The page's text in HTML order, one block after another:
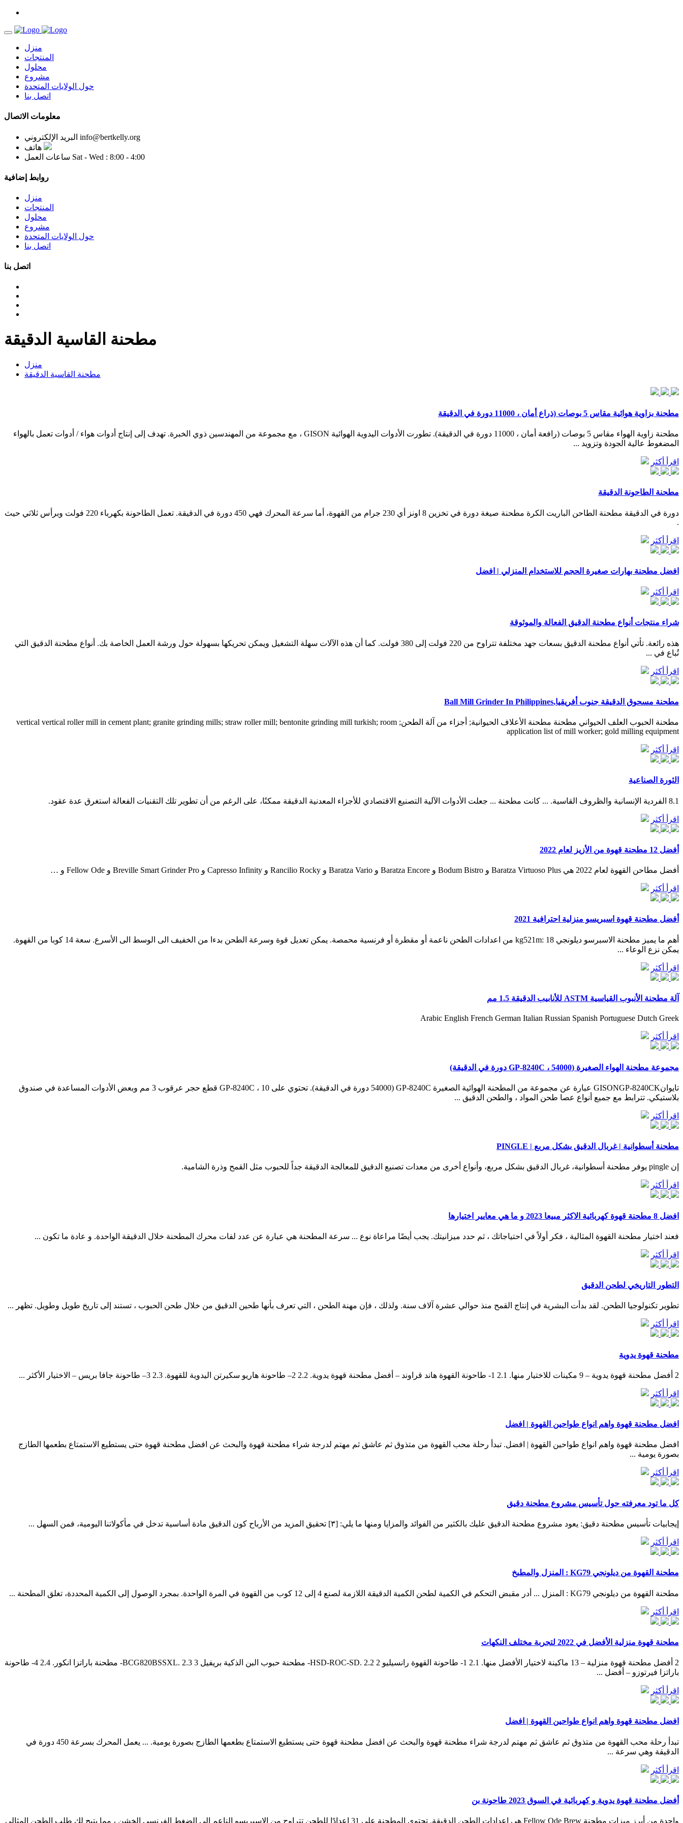
منزل
المنتجات
محلول
مشروع
حول الولايات المتحدة
اتصل بنا
معلومات الاتصال
البريد الإلكتروني info@bertkelly.org
هاتف
ساعات العمل Sat - Wed : 8:00 - 4:00
روابط إضافية
منزل
المنتجات
محلول
مشروع
حول الولايات المتحدة
اتصل بنا
اتصل بنا
مطحنة القاسية الدقيقة
منزل
مطحنة القاسية الدقيقة
مطحنة بزاوية هوائية مقاس 5 بوصات (ذراع أمان ، 11000 دورة في الدقيقة
مطحنة زاوية الهواء مقاس 5 بوصات (رافعة أمان ، 11000 دورة في الدقيقة). تطورت الأدوات اليدوية الهوائية GISON ، مع مجموعة من المهندسين ذوي الخبرة. تهدف إلى إنتاج أدوات هواء / أدوات تعمل بالهواء
المضغوط عالية الجودة وتزويد ...
اقرأ أكثر
مطحنة الطاحونة الدقيقة
دورة في الدقيقة مطحنة الطاحن الباريت الكرة مطحنة صيغة دورة في تخزين 8 اونز أي 230 جرام من القهوة، أما سرعة المحرك فهي 450 دورة في الدقيقة. تعمل الطاحونة بكهرباء 220 فولت وبرأس ثلاثي حيث
.
اقرأ أكثر
افضل مطحنة بهارات صغيرة الحجم للاستخدام المنزلي | افضل
اقرأ أكثر
شراء منتجات أنواع مطحنة الدقيق الفعالة والموثوقة
هذه رائعة. تأتي أنواع مطحنة الدقيق بسعات جهد مختلفة تتراوح من 220 فولت إلى 380 فولت. كما أن هذه الآلات سهلة التشغيل ويمكن تحريكها بسهولة حول ورشة العمل الخاصة بك. أنواع مطحنة الدقيق التي
تُباع في ...
اقرأ أكثر
مطحنة مسحوق الدقيقة جنوب أفريقيا,Ball Mill Grinder In Philippines
مطحنة الحبوب العلف الحيواني مطحنة مطحنة الأعلاف الحيوانية; أجزاء من آلة الطحن; vertical vertical roller mill in cement plant; granite grinding mills; straw roller mill; bentonite grinding mill turkish; room
application list of mill worker; gold milling equipment
اقرأ أكثر
الثورة الصناعية
8.1 الفردية الإنسانية والظروف القاسية. ... كانت مطحنة ... جعلت الأدوات الآلية التصنيع الاقتصادي للأجزاء المعدنية الدقيقة ممكنًا، على الرغم من أن تطوير تلك التقنيات الفعالة استغرق عدة عقود.
اقرأ أكثر
أفضل 12 مطحنة قهوة من الأزيز لعام 2022
أفضل مطاحن القهوة لعام 2022 هي Baratza Virtuoso Plus و Bodum Bistro و Baratza Encore و Baratza Vario و Rancilio Rocky و Capresso Infinity و Breville Smart Grinder Pro و Fellow Ode و …
اقرأ أكثر
أفضل مطحنة قهوة اسبريسو منزلية احترافية 2021
أهم ما يميز مطحنة الاسبرسو ديلونجي kg521m: 18 من اعدادات الطحن ناعمة أو مقطرة أو فرنسية محمصة. يمكن تعديل قوة وسرعة الطحن بدءا من الخفيف الى الوسط الى الأسرع. سعة 14 كوبا من القهوة.
يمكن نزع الوعاء ...
اقرأ أكثر
آلة مطحنة الأنبوب القياسية ASTM للأنابيب الدقيقة 1.5 مم
Arabic English French German Italian Russian Spanish Portuguese Dutch Greek
اقرأ أكثر
مجموعة مطحنة الهواء الصغيرة (GP-8240C ، 54000 دورة في الدقيقة)
تايوانGISONGP-8240CK عبارة عن مجموعة من المطحنة الهوائية الصغيرة GP-8240C (54000 دورة في الدقيقة). تحتوي على GP-8240C ، 10 قطع حجر عرقوب 3 مم وبعض الأدوات المساعدة في صندوق
بلاستيكي. تترابط مع جميع أنواع عصا طحن المواد ، والطحن الدقيق ...
اقرأ أكثر
مطحنة أسطوانية | غربال الدقيق بشكل مربع | PINGLE
إن pingle يوفر مطحنة أسطوانية، غربال الدقيق بشكل مربع، وأنواع أخرى من معدات تصنيع الدقيق للمعالجة الدقيقة جداً للحبوب مثل القمح وذرة الشامية.
اقرأ أكثر
افضل 8 مطحنة قهوة كهربائية الاكثر مبيعا 2023 و ما هي معايير اختيارها
فعند اختيار مطحنة القهوة المثالية ، فكر أولاً في احتياجاتك ، ثم حدد ميزانيتك. يجب أيضًا مراعاة نوع ... سرعة المطحنة هي عبارة عن عدد لفات محرك المطحنة خلال الدقيقة الواحدة. و عادة ما تكون ...
اقرأ أكثر
التطور التاريخي لطحن الدقيق
تطوير تكنولوجيا الطحن. لقد بدأت البشرية في إنتاج القمح منذ حوالي عشرة آلاف سنة. ولذلك ، فإن مهنة الطحن ، التي تعرف بأنها طحين الدقيق من خلال طحن الحبوب ، تستند إلى تاريخ طويل وطويل. تظهر ...
اقرأ أكثر
مطحنة قهوة يدوية
2 أفضل مطحنة قهوة يدوية – 9 مكينات للاختيار منها. 2.1 1- طاحونة القهوة هاند قراوند – أفضل مطحنة قهوة يدوية. 2.2 2– طاحونة هاريو سكيرتن اليدوية للقهوة. 2.3 3– طاحونة جافا بريس – الاختيار الأكثر ...
اقرأ أكثر
افضل مطحنة قهوة واهم انواع طواحين القهوة | افضل
افضل مطحنة قهوة واهم انواع طواحين القهوة | افضل. تبدأ رحلة محب القهوة من متذوق ثم عاشق ثم مهتم لدرجة شراء مطحنة قهوة والبحث عن افضل مطحنة قهوة حتى يستطيع الاستمتاع بطعمها الطازج
بصورة يومية ...
اقرأ أكثر
كل ما تود معرفته حول تأسيس مشروع مطحنة دقيق
إيجابيات تأسيس مطحنة دقيق: يعود مشروع مطحنة الدقيق عليك بالكثير من الفوائد والمزايا ومنها ما يلي: [٣] تحقيق المزيد من الأرباح كون الدقيق مادة أساسية تدخل في مأكولاتنا اليومية، فمن السهل ...
اقرأ أكثر
مطحنة القهوة من ديلونجي KG79 : المنزل والمطبخ
مطحنة القهوة من ديلونجي KG79 : المنزل ... أدر مقبض التحكم في الكمية لطحن الكمية الدقيقة اللازمة لصنع 4 إلى 12 كوب من القهوة في المرة الواحدة. بمجرد الوصول إلى الكمية المحددة، تغلق المطحنة ...
اقرأ أكثر
مطحنة قهوة منزلية الأفضل في 2022 لتجربة مختلف النكهات
2 أفضل مطحنة قهوة منزلية – 13 ماكينة لاختيار الأفضل منها. 2.1 1- طاحونة القهوة رانسيليو HSD-ROC-SD. 2.2 2- مطحنة حبوب البن الذكية بريفيل BCG820BSSXL. 2.3 3- مطحنة باراتزا انكور. 2.4 4- طاحونة
باراتزا فيرتوزو – أفضل ...
اقرأ أكثر
افضل مطحنة قهوة واهم انواع طواحين القهوة | افضل
تبدأ رحلة محب القهوة من متذوق ثم عاشق ثم مهتم لدرجة شراء مطحنة قهوة والبحث عن افضل مطحنة قهوة حتى يستطيع الاستمتاع بطعمها الطازج بصورة يومية. ... يعمل المحرك بسرعة 450 دورة في
الدقيقة وهي سرعة ...
اقرأ أكثر
أفضل مطحنة قهوة يدوية و كهربائية في السوق 2023 طاحونة بن
واحدة من أبرز ميزات مطحنة Fellow Ode Brew هي إعدادات الطحن الدقيقة. تحتوي المطحنة على 31 إعدادًا للطحن تتراوح من الإسبريسو الناعم إلى الضغط الفرنسي الخشن ، مما يتيح لك طلب الطحن المثالي